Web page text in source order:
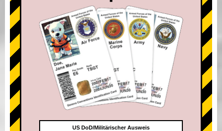
US DoD/Militärischer Ausweis